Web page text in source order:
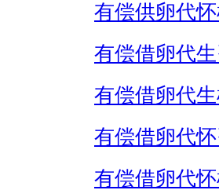
有偿供卵代
有偿借卵代
有偿借卵代
有偿借卵代
有偿借卵代